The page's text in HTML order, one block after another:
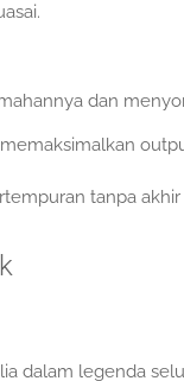
dan
tanpa
dalam legenda